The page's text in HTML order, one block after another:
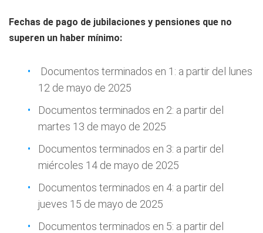
Fechas de pago de jubilaciones y pensiones que no
superen un haber mínimo:
Documentos terminados en 1: a partir del lunes
12 de mayo de 2025
Documentos terminados en 2: a partir del
martes 13 de mayo de 2025
Documentos terminados en 3: a partir del
miércoles 14 de mayo de 2025
Documentos terminados en 4: a partir del
jueves 15 de mayo de 2025
Documentos terminados en 5: a partir del